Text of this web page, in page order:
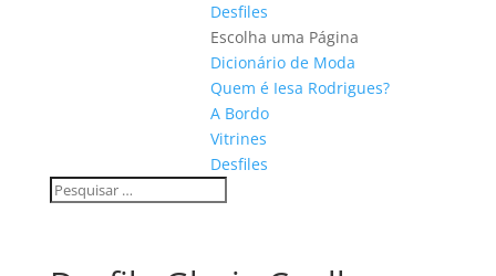
Desfiles
Escolha uma Página
Dicionário de Moda
Quem é Iesa Rodrigues?
A Bordo
Vitrines
Desfiles